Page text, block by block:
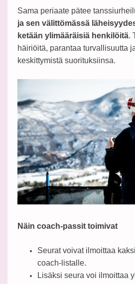
Sama periaate pätee
ja sen välittömässä
ketään ylimääräisiä henkilöitä.
häiriöitä, parantaa turvallisuutta
keskittymistä suorituksiinsa.
Näin coach-passit toimivat
Seurat voivat ilmoittaa
coach-listalle.
Lisäksi seura voi ilmoittaa